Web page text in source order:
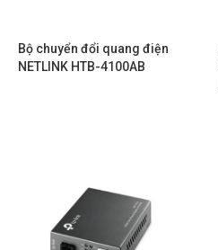
Bộ chuyển đổi quang điện
NETLINK HTB-4100AB